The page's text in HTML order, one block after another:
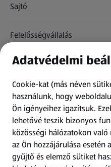
Sajtó
Felelősségvállalás
Információk
Kérdőív
Fizetési lehetőségek
ALDI utalványok
Adatvédelmi
Cookie-kat (más néven
használunk, hogy
Ön igényeihez igazítsuk.
lehetővé teszik bizonyos
közösségi hálózatokon való
az Ön hozzájárulása esetén
gyűjtő és elemző sütiket